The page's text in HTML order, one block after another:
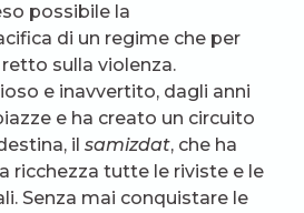
possibile la
di un regime che per
sulla violenza.
e inavvertito, dagli anni
e ha creato un circuito
il samizdat, che ha
ricchezza tutte le riviste e le
Senza mai conquistare le